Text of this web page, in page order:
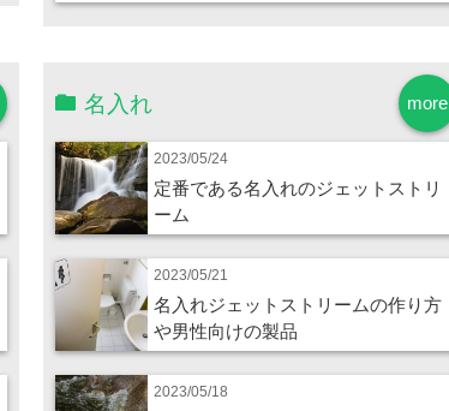
more
名入れ
2023/05/24
定番である名入れのジェットストリ
ーム
2023/05/21
名入れジェットストリームの作り方
や男性向けの製品
2023/05/18